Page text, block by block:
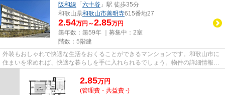
阪和線 「 六十谷 」駅 徒歩35分
和歌山県和歌山市善明寺615番地27
2.54万円～2.85万円
築年数：築59年 ｜募集中： 2室
階数：5階建
外装もおしゃれで快適な生活をおくることができるマンションです。和歌山市に
住まいを求めれば、快適な暮らしを手に入れられるでしょう。物件の詳細情報な
2.85万円
(管理費・共益費 -)